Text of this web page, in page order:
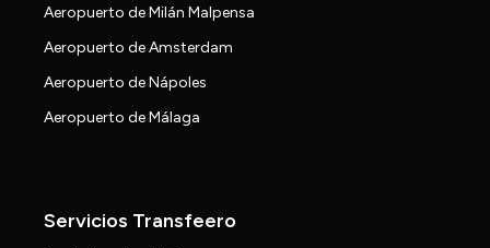
Aeropuerto de Milán Malpensa
Aeropuerto de Amsterdam
Aeropuerto de Nápoles
Aeropuerto de Málaga
Servicios Transfeero